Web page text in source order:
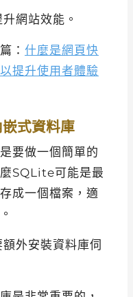
網站效能。
： 什麼是網頁快
提升使用者體驗
式資料庫
要做一個簡單的
SQLite可能是最
成一個檔案，適
額外安裝資料庫伺